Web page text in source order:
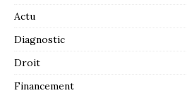
Actu
Diagnostic
Droit
Financement